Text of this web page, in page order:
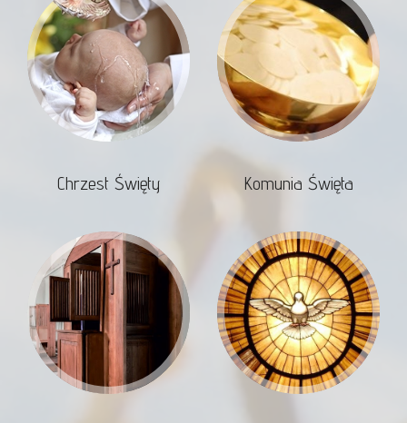
Chrzest Święty Komunia Święta